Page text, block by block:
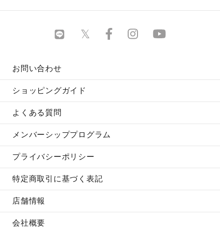
お問い合わせ
ショッピングガイド
よくある質問
メンバーシッププログラム
プライバシーポリシー
特定商取引に基づく表記
店舗情報
会社概要